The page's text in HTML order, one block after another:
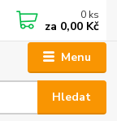
Menu
Hledat
0 ks
za 0,00 Kč